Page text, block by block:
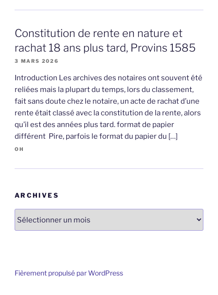
Constitution de rente en nature et
rachat 18 ans plus tard, Provins 1585
3 MARS 2026
Introduction Les archives des notaires ont souvent été
reliées mais la plupart du temps, lors du classement,
fait sans doute chez le notaire, un acte de rachat d’une
rente était classé avec la constitution de la rente, alors
qu’il est des années plus tard. format de papier
différent Pire, parfois le format du papier du […]
OH
ARCHIVES
Fièrement propulsé par WordPress